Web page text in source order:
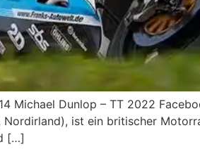
Michael Dunlop – TT 2022
ist ein britischer
[…]